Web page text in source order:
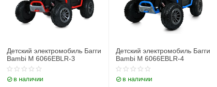
Детский электромобиль Багги
Bambi M 6066EBLR-3
в наличии
Детский электромобиль Багги
Bambi M 6066EBLR-4
в наличии